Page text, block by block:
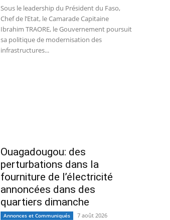
Sous le leadership du Président du Faso,
Chef de l’Etat, le Camarade Capitaine
Ibrahim TRAORE, le Gouvernement poursuit
sa politique de modernisation des
infrastructures...
Ouagadougou: des
perturbations dans la
fourniture de l’électricité
annoncées dans des
quartiers dimanche
Annonces et Communiqués 7 août 2026